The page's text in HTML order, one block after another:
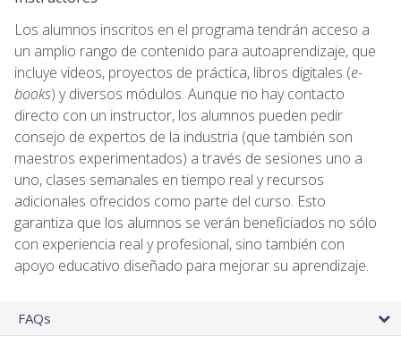
Los alumnos inscritos en el programa tendrán acceso a
un amplio rango de contenido para autoaprendizaje, que
incluye videos, proyectos de práctica, libros digitales (e-
books) y diversos módulos. Aunque no hay contacto
directo con un instructor, los alumnos pueden pedir
consejo de expertos de la industria (que también son
maestros experimentados) a través de sesiones uno a
uno, clases semanales en tiempo real y recursos
adicionales ofrecidos como parte del curso. Esto
garantiza que los alumnos se verán beneficiados no sólo
con experiencia real y profesional, sino también con
apoyo educativo diseñado para mejorar su aprendizaje.
FAQs